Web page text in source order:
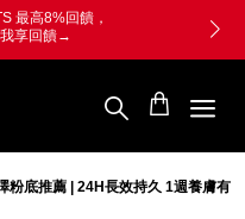
碼 →WELCOME
立即使用→
粉底推薦 | 24H長效持久 1週養膚有